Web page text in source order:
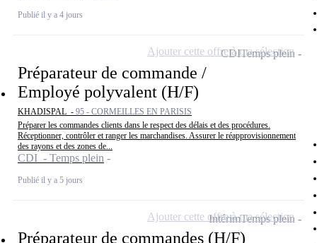
Publié il y a 4 jours
Préparateur de commande /
Employé polyvalent (H/F)
KHADISPAL - 95 - CORMEILLES EN PARISIS
Préparer les commandes clients dans le respect des délais et des procédures.
Réceptionner, contrôler et ranger les marchandises. Assurer le réapprovisionnement
des rayons et des zones de...
CDI - Temps plein
Publié il y a 5 jours
CDITemps plein
Ajouter cette offre à ma sélection
Préparateur de commandes (H/F)
IntérimTemps plein
Ajouter cette offre à ma sélection